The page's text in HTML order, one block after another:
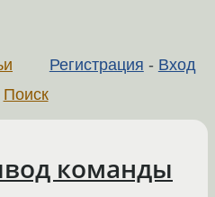
Регистрация - Вход
Поиск
команды